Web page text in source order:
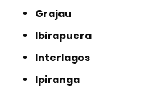
Grajau
Ibirapuera
Interlagos
Ipiranga